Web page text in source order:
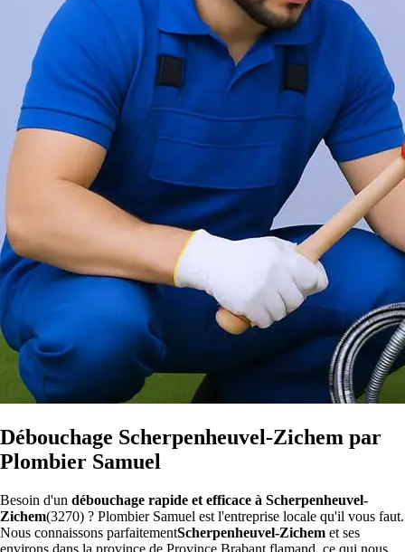
Débouchage Scherpenheuvel-Zichem par
Plombier Samuel
Besoin d'un débouchage rapide et efficace à Scherpenheuvel-
Zichem(3270) ? Plombier Samuel est l'entreprise locale qu'il vous faut.
Nous connaissons parfaitementScherpenheuvel-Zichem et ses
environs dans la province de Province Brabant flamand, ce qui nous